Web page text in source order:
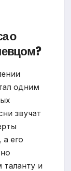
о
одним
звучат
его
таланту и